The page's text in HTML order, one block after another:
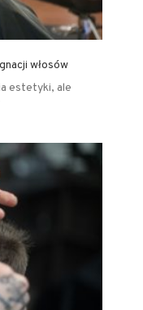
włosów
estetyki, ale